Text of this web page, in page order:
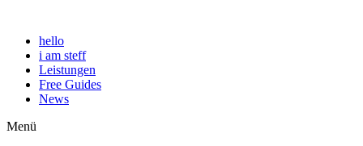
hello
i am steff
Leistungen
Free Guides
News
Menü